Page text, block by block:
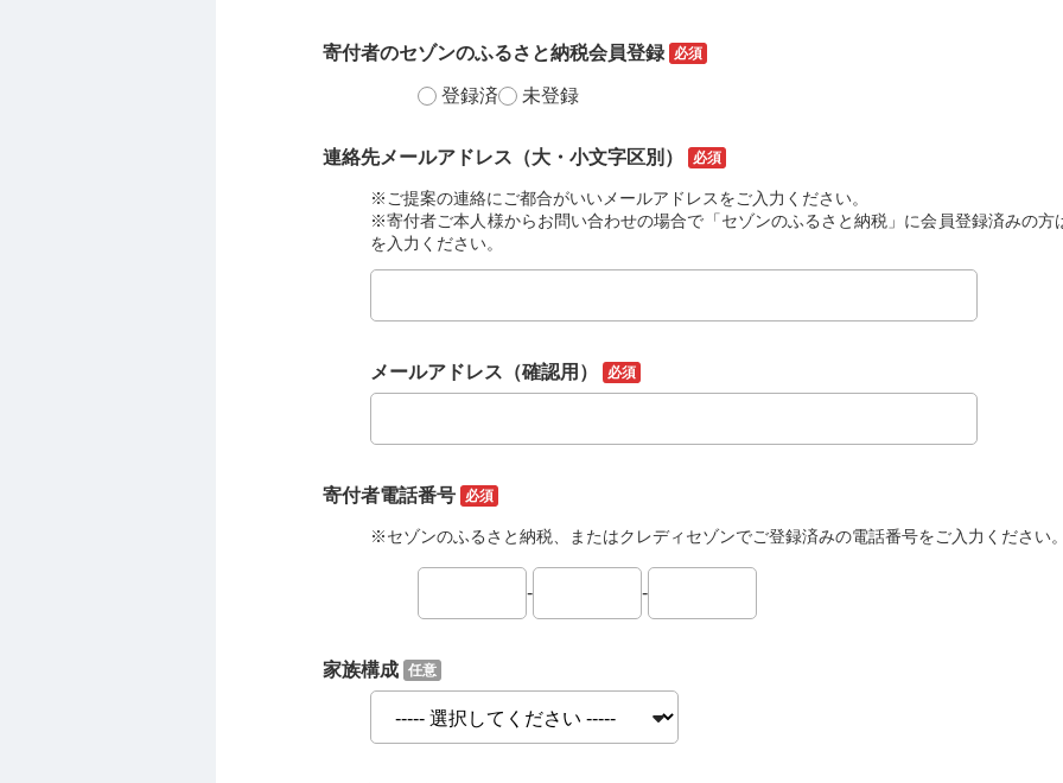
寄付者のセゾンのふるさと納税会員登録 必須
登録済 未登録
連絡先メールアドレス（大・小文字区別） 必須
※ご提案の連絡にご都合がいいメールアドレスをご入力ください。
※寄付者ご本人様からお問い合わせの場合で「セゾンのふるさと納税」に会員登録済みの方
を入力ください。
メールアドレス（確認用） 必須
寄付者電話番号 必須
※セゾンのふるさと納税、またはクレディセゾンでご登録済みの電話番号をご入力ください
- -
家族構成 任意